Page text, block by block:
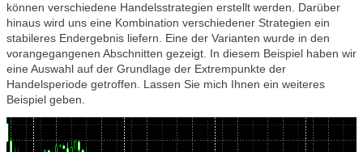
können verschiedene Handelsstrategien erstellt werden. Darüber
hinaus wird uns eine Kombination verschiedener Strategien ein
stabileres Endergebnis liefern. Eine der Varianten wurde in den
vorangegangenen Abschnitten gezeigt. In diesem Beispiel haben wir
eine Auswahl auf der Grundlage der Extrempunkte der
Handelsperiode getroffen. Lassen Sie mich Ihnen ein weiteres
Beispiel geben.